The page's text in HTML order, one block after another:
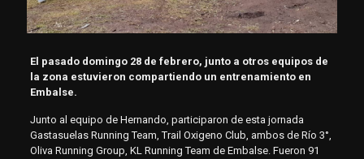
El pasado domingo 28 de febrero, junto a otros equipos de
la zona estuvieron compartiendo un entrenamiento en
Embalse.
Junto al equipo de Hernando, participaron de esta jornada
Gastasuelas Running Team, Trail Oxigeno Club, ambos de Río 3°,
Oliva Running Group, KL Running Team de Embalse. Fueron 91